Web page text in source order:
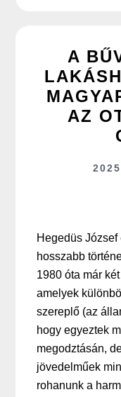
A
AZ
Hegedüs
hosszabb
1980 óta már
amelyek
szereplő (az
hogy egyeztek
megodztásán,
jövedelműek
rohanunk a